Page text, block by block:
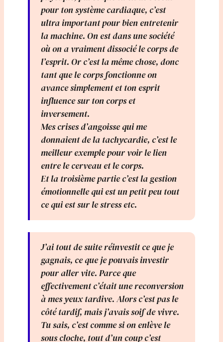
pour ton système cardiaque, c’est
ultra important pour bien entretenir
la machine. On est dans une société
où on a vraiment dissocié le corps de
l’esprit. Or c’est la même chose, donc
tant que le corps fonctionne on
avance simplement et ton esprit
influence sur ton corps et
inversement.
Mes crises d’angoisse qui me
donnaient de la tachycardie, c’est le
meilleur exemple pour voir le lien
entre le cerveau et le corps.
Et la troisième partie c’est la gestion
émotionnelle qui est un petit peu tout
ce qui est sur le stress etc.
J’ai tout de suite réinvestit ce que je
gagnais, ce que je pouvais investir
pour aller vite. Parce que
effectivement c’était une reconversion
à mes yeux tardive. Alors c’est pas le
côté tardif, mais j’avais soif de vivre.
Tu sais, c’est comme si on enlève le
sous cloche, tout d’un coup c’est